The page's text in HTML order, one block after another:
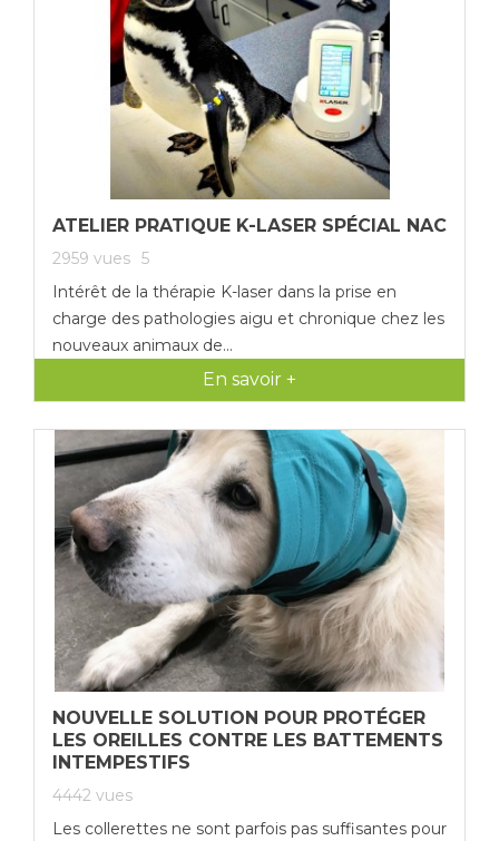
ATELIER PRATIQUE K-LASER SPÉCIAL NAC
2959 vues 5
Intérêt de la thérapie K-laser dans la prise en
charge des pathologies aigu et chronique chez les
nouveaux animaux de...
En savoir +
NOUVELLE SOLUTION POUR PROTÉGER
LES OREILLES CONTRE LES BATTEMENTS
INTEMPESTIFS
4442 vues
Les collerettes ne sont parfois pas suffisantes pour